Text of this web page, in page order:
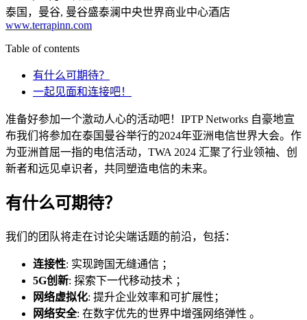
泰国，曼谷, 曼谷盛泰澜中央世界商业中心酒店
www.terrapinn.com
Table of contents
有什么可期待？
一起见面和连接吧！
准备好参加一个激动人心的活动吧！IPTP Networks 自豪地宣
布我们将参加在泰国曼谷举行的2024年亚洲电信世界大会。作
为亚洲首屈一指的电信活动，TWA 2024 汇聚了行业领袖、创
新者和远见卓识者，共同塑造电信的未来。
有什么可期待？
我们的团队将走在讨论尖端话题的前沿，包括：
连接性: 实现跨国无缝通信 ；
5G创新: 探索下一代移动技术 ；
网络虚拟化: 提升企业效率和可扩展性；
网络安全: 在数字优先的世界中增强网络弹性 。